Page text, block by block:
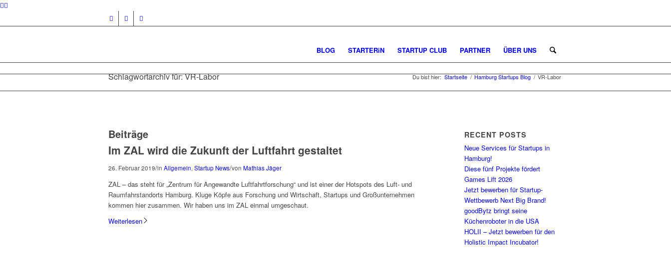
BLOG STARTERiN STARTUP CLUB PARTNER ÜBER UNS
Schlagwortarchiv für: VR-Labor Du bist hier: Startseite / Hamburg Startups Blog / VR-Labor
Beiträge
Im ZAL wird die Zukunft der Luftfahrt gestaltet
26. Februar 2019/in Allgemein, Startup News/von Mathias Jäger
ZAL – das steht für „Zentrum für Angewandte Luftfahrtforschung“ und ist einer der Hotspots des Luft- und
Raumfahrstandorts Hamburg. Kluge Köpfe aus Forschung und Wirtschaft, Startups und Großunternehmen
kommen hier zusammen. Wir haben uns im ZAL einmal umgeschaut.
Weiterlesen
RECENT POSTS
Neue Services für Startups in
Hamburg!
Diese fünf Projekte fördert
Games Lift 2026
Jetzt bewerben für Startup-
Wettbewerb Next Big Brand!
goodBytz bringt seine
Küchenroboter in die USA
HOLII – Jetzt bewerben für den
Holistic Impact Incubator!